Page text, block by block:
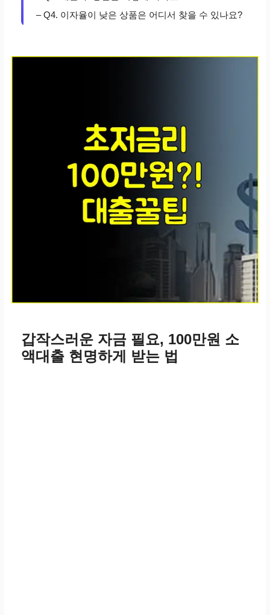
– Q4. 이자율이 낮은 상품은 어디서 찾을 수 있나요?
갑작스러운 자금 필요, 100만원 소
액대출 현명하게 받는 법